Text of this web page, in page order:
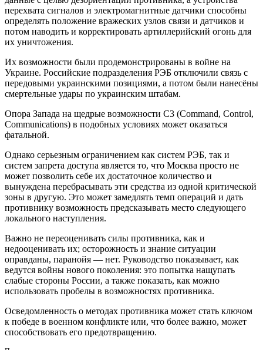
перехвата сигналов и электромагнитные датчики способны
определять положение вражеских узлов связи и датчиков и
потом наводить и корректировать артиллерийский огонь для
их уничтожения.
Их возможности были продемонстрированы в войне на
Украине. Российские подразделения РЭБ отключили связь с
передовыми украинскими позициями, а потом были нанесёны
смертельные удары по украинским штабам.
Опора Запада на щедрые возможности C3 (Command, Control,
Communications) в подобных условиях может оказаться
фатальной.
Однако серьезным ограничением как систем РЭБ, так и
систем запрета доступа является то, что Москва просто не
может позволить себе их достаточное количество и
вынуждена перебрасывать эти средства из одной критической
зоны в другую. Это может замедлять темп операций и дать
противнику возможность предсказывать место следующего
локального наступления.
Важно не переоценивать силы противника, как и
недооценивать их; осторожность и знание ситуации
оправданы, паранойя — нет. Руководство показывает, как
ведутся войны нового поколения: это попытка нащупать
слабые стороны России, а также показать, как можно
использовать пробелы в возможностях противника.
Осведомленность о методах противника может стать ключом
к победе в военном конфликте или, что более важно, может
способствовать его предотвращению.